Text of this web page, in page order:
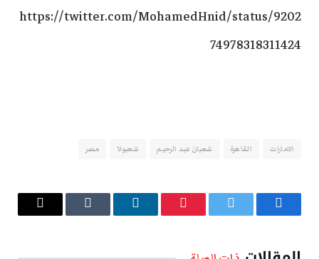
https://twitter.com/MohamedHnid/status/9202
74978318311424
الامارات القاهرة شعبان عبد الرحيم شعبولا مصر
فيسبوك تويتر بينتيريستلينكدإن Tumblr
البريد